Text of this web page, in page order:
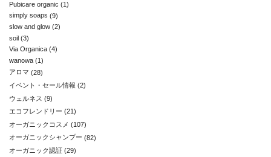
Pubicare organic (1)
simply soaps (9)
slow and glow (2)
soil (3)
Via Organica (4)
wanowa (1)
アロマ (28)
イベント・セール情報 (2)
ウェルネス (9)
エコフレンドリー (21)
オーガニックコスメ (107)
オーガニックシャンプー (82)
オーガニック認証 (29)